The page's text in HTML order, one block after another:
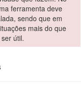
ferramenta deve
sendo que em
mais do que
útil.